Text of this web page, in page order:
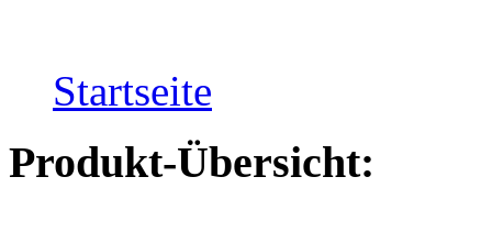
Startseite
Produkt-Übersicht: